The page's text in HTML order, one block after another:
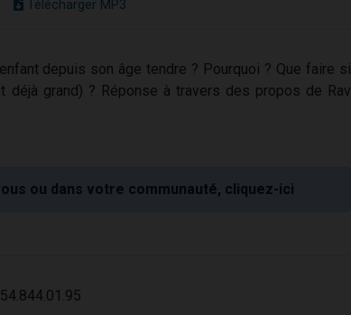
Télécharger MP3
depuis son âge tendre ? Pourquoi ? Que faire si
grand) ? Réponse à travers des propos de Rav
ou dans votre communauté, cliquez-ici